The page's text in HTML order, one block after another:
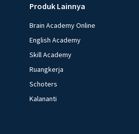
Produk Lainnya
Brain Academy Online
English Academy
Skill Academy
Ruangkerja
Schoters
Kalananti